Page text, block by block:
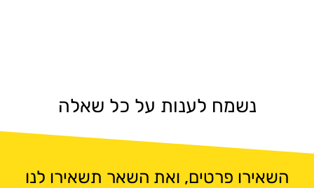
נשמח לענות על כל שאלה
השאירו פרטים, ואת השאר תשאירו לנו